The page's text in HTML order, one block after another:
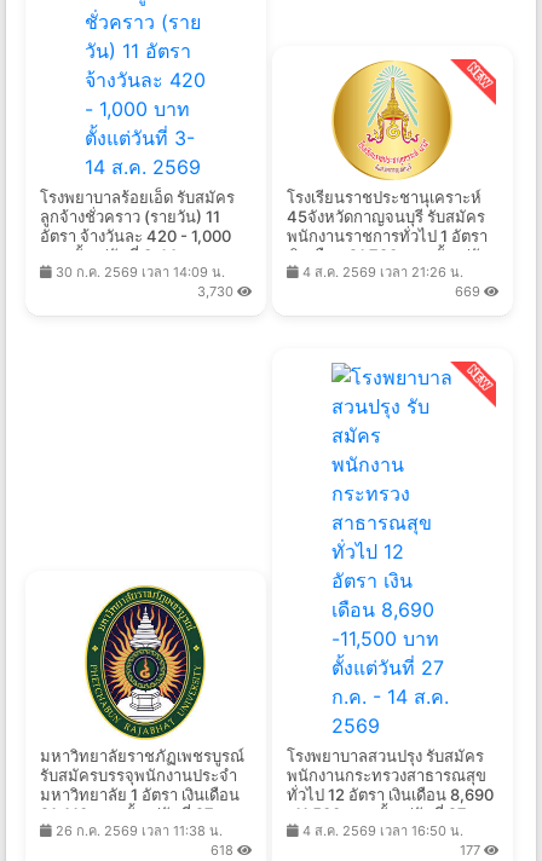
โรงพยาบาลร้อยเอ็ด รับสมัคร
ลูกจ้างชั่วคราว (รายวัน) 11
อัตรา จ้างวันละ 420 - 1,000
บาท ตั้งแต่วันที่ 3-14 ส.ค.
256930 ก.ค. 2569 เวลา 14:09 น.
3,730
โรงเรียนราชประชานุเคราะห์
45จังหวัดกาญจนบุรี รับสมัคร
พนักงานราชการทั่วไป 1 อัตรา
เงินเดือน 21,780 บาท ตั้งแต่วัน
ที่ 10-17 ส.ค. 2569
4 ส.ค. 2569 เวลา 21:26 น.
669
มหาวิทยาลัยราชภัฏเพชรบูรณ์
รับสมัครบรรจุพนักงานประจำ
มหาวิทยาลัย 1 อัตรา เงินเดือน
21,410 บาท ตั้งแต่วันที่ 27 ก.ค.
- 13 ส.ค. 2569
26 ก.ค. 2569 เวลา 11:38 น.
618
โรงพยาบาลสวนปรุง รับสมัคร
พนักงานกระทรวงสาธารณสุข
ทั่วไป 12 อัตรา เงินเดือน 8,690
-11,500 บาท ตั้งแต่วันที่ 27
ก.ค. - 14 ส.ค. 2569
4 ส.ค. 2569 เวลา 16:50 น.
177